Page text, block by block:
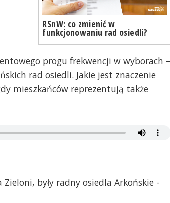
RSnW: co zmienić w
funkcjonowaniu rad osiedli?
progu frekwencji w wyborach –
rad osiedli. Jakie jest znaczenie
mieszkańców reprezentują także
były radny osiedla Arkońskie -